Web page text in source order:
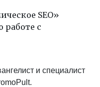
SEO»
работе с
и специалист